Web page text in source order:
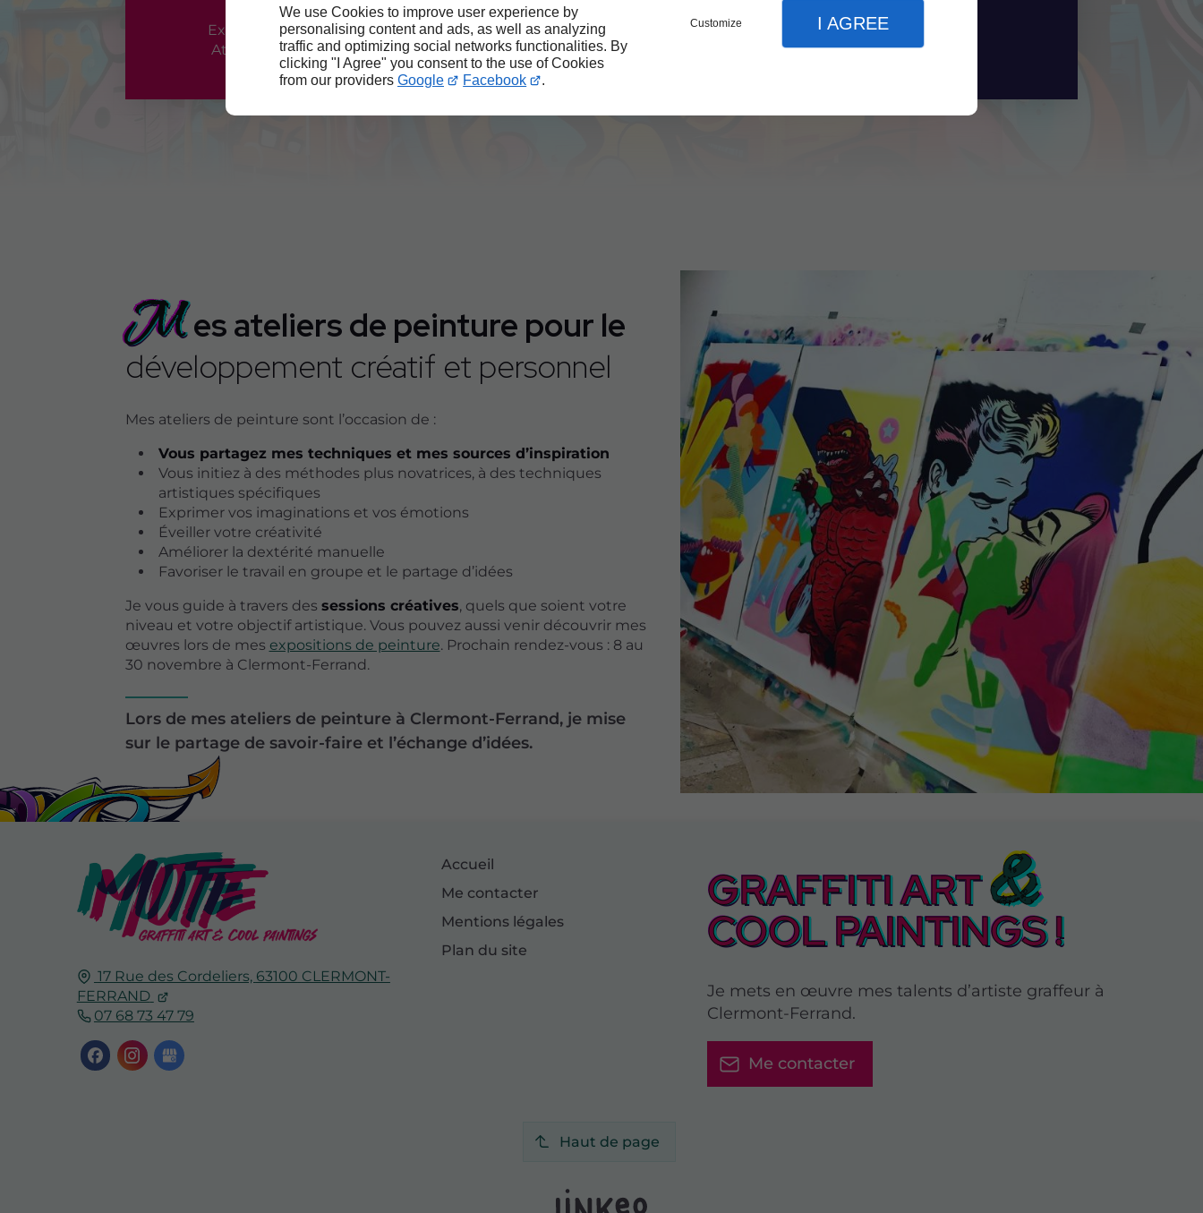
We use Cookies to improve user experience by
personalising content and ads, as well as analyzing
traffic and optimizing social networks functionalities. By
clicking "I Agree" you consent to the use of Cookies
from our providers Google Facebook .
Customize I AGREE
Graffiti
Exposition peinture
Atelier de peinture
Créativité
Savoir-faire
Passion
Mes ateliers de peinture pour le
développement créatif et personnel
Mes ateliers de peinture sont l’occasion de :
Vous partagez mes techniques et mes sources d’inspiration
Vous initiez à des méthodes plus novatrices, à des techniques
artistiques spécifiques
Exprimer vos imaginations et vos émotions
Éveiller votre créativité
Améliorer la dextérité manuelle
Favoriser le travail en groupe et le partage d’idées
Je vous guide à travers des sessions créatives, quels que soient votre
niveau et votre objectif artistique. Vous pouvez aussi venir découvrir mes
œuvres lors de mes expositions de peinture. Prochain rendez-vous : 8 au
30 novembre à Clermont-Ferrand.
Lors de mes ateliers de peinture à Clermont-Ferrand, je mise
sur le partage de savoir-faire et l’échange d’idées.
17 Rue des Cordeliers, 63100 CLERMONT-
FERRAND
07 68 73 47 79
Accueil
Me contacter
Mentions légales
Plan du site
GRAFFITI ART&
COOL PAINTINGS !
Je mets en œuvre mes talents d’artiste graffeur à
Clermont-Ferrand.
Me contacter
Haut de page